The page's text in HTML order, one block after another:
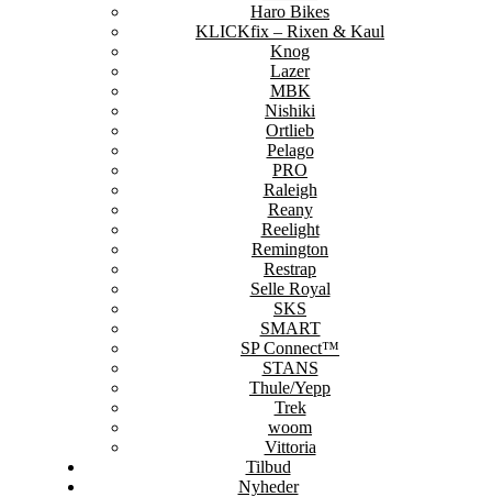
Haro Bikes
KLICKfix – Rixen & Kaul
Knog
Lazer
MBK
Nishiki
Ortlieb
Pelago
PRO
Raleigh
Reany
Reelight
Remington
Restrap
Selle Royal
SKS
SMART
SP Connect™
STANS
Thule/Yepp
Trek
woom
Vittoria
Tilbud
Nyheder